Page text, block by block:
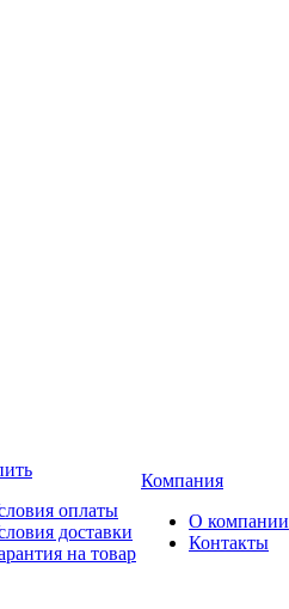
оплаты
доставки
на товар
Компания
О компании
Контакты